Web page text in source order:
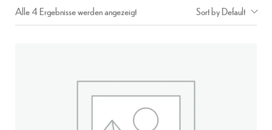
Alle 4 Ergebnisse werden angezeigt Sort by Default